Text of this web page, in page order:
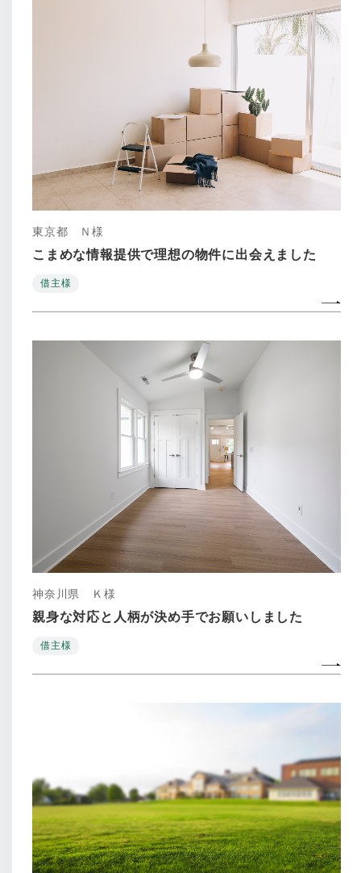
東京都 Ｎ様
こまめな情報提供で理想の物件に出会えました
借主様
神奈川県 Ｋ様
親身な対応と人柄が決め手でお願いしました
借主様